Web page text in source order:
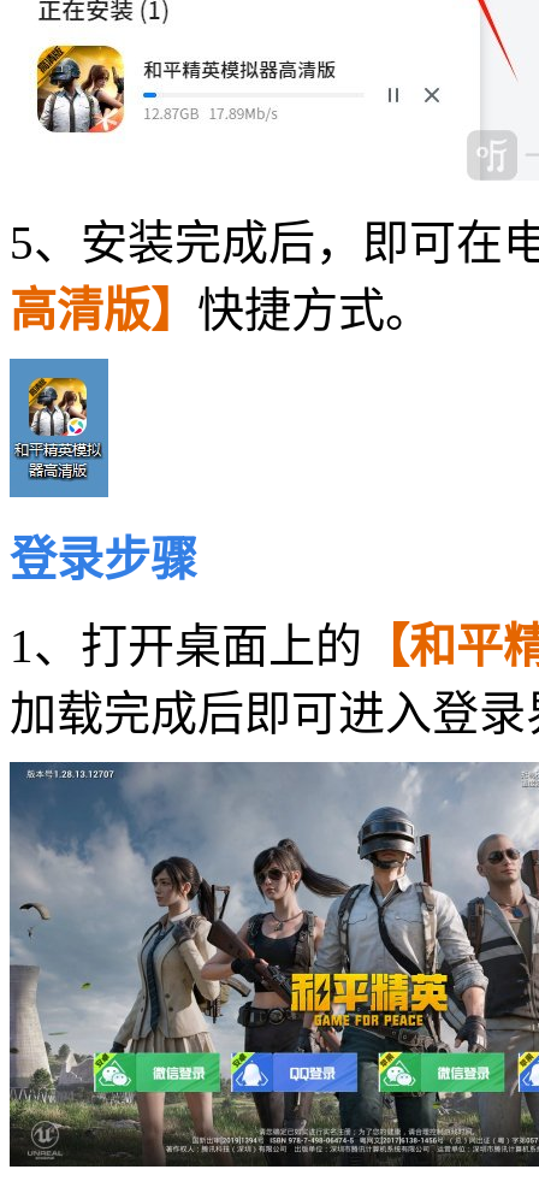
5、安装完成后，即可在
高清版】 快捷方式。
登录步骤
1、打开桌面上的 【和平
加载完成后即可进入登录